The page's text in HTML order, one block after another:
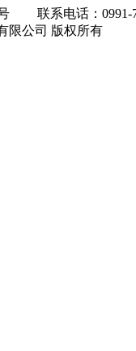
联系电话：0991-
限公司 版权所有